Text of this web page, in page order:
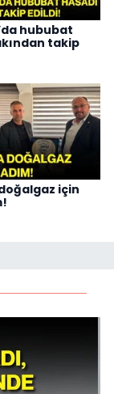
hububat
takip
için